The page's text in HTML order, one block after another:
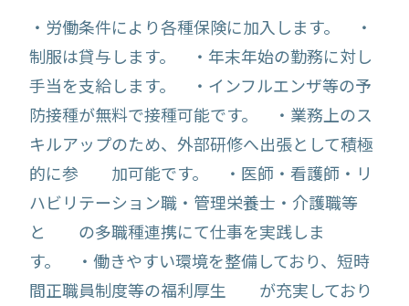
・労働条件により各種保険に加入します。 ・
制服は貸与します。 ・年末年始の勤務に対し
手当を支給します。 ・インフルエンザ等の予
防接種が無料で接種可能です。 ・業務上のス
キルアップのため、外部研修へ出張として積極
的に参 加可能です。 ・医師・看護師・リ
ハビリテーション職・管理栄養士・介護職等
と の多職種連携にて仕事を実践しま
す。 ・働きやすい環境を整備しており、短時
間正職員制度等の福利厚生 が充実しており